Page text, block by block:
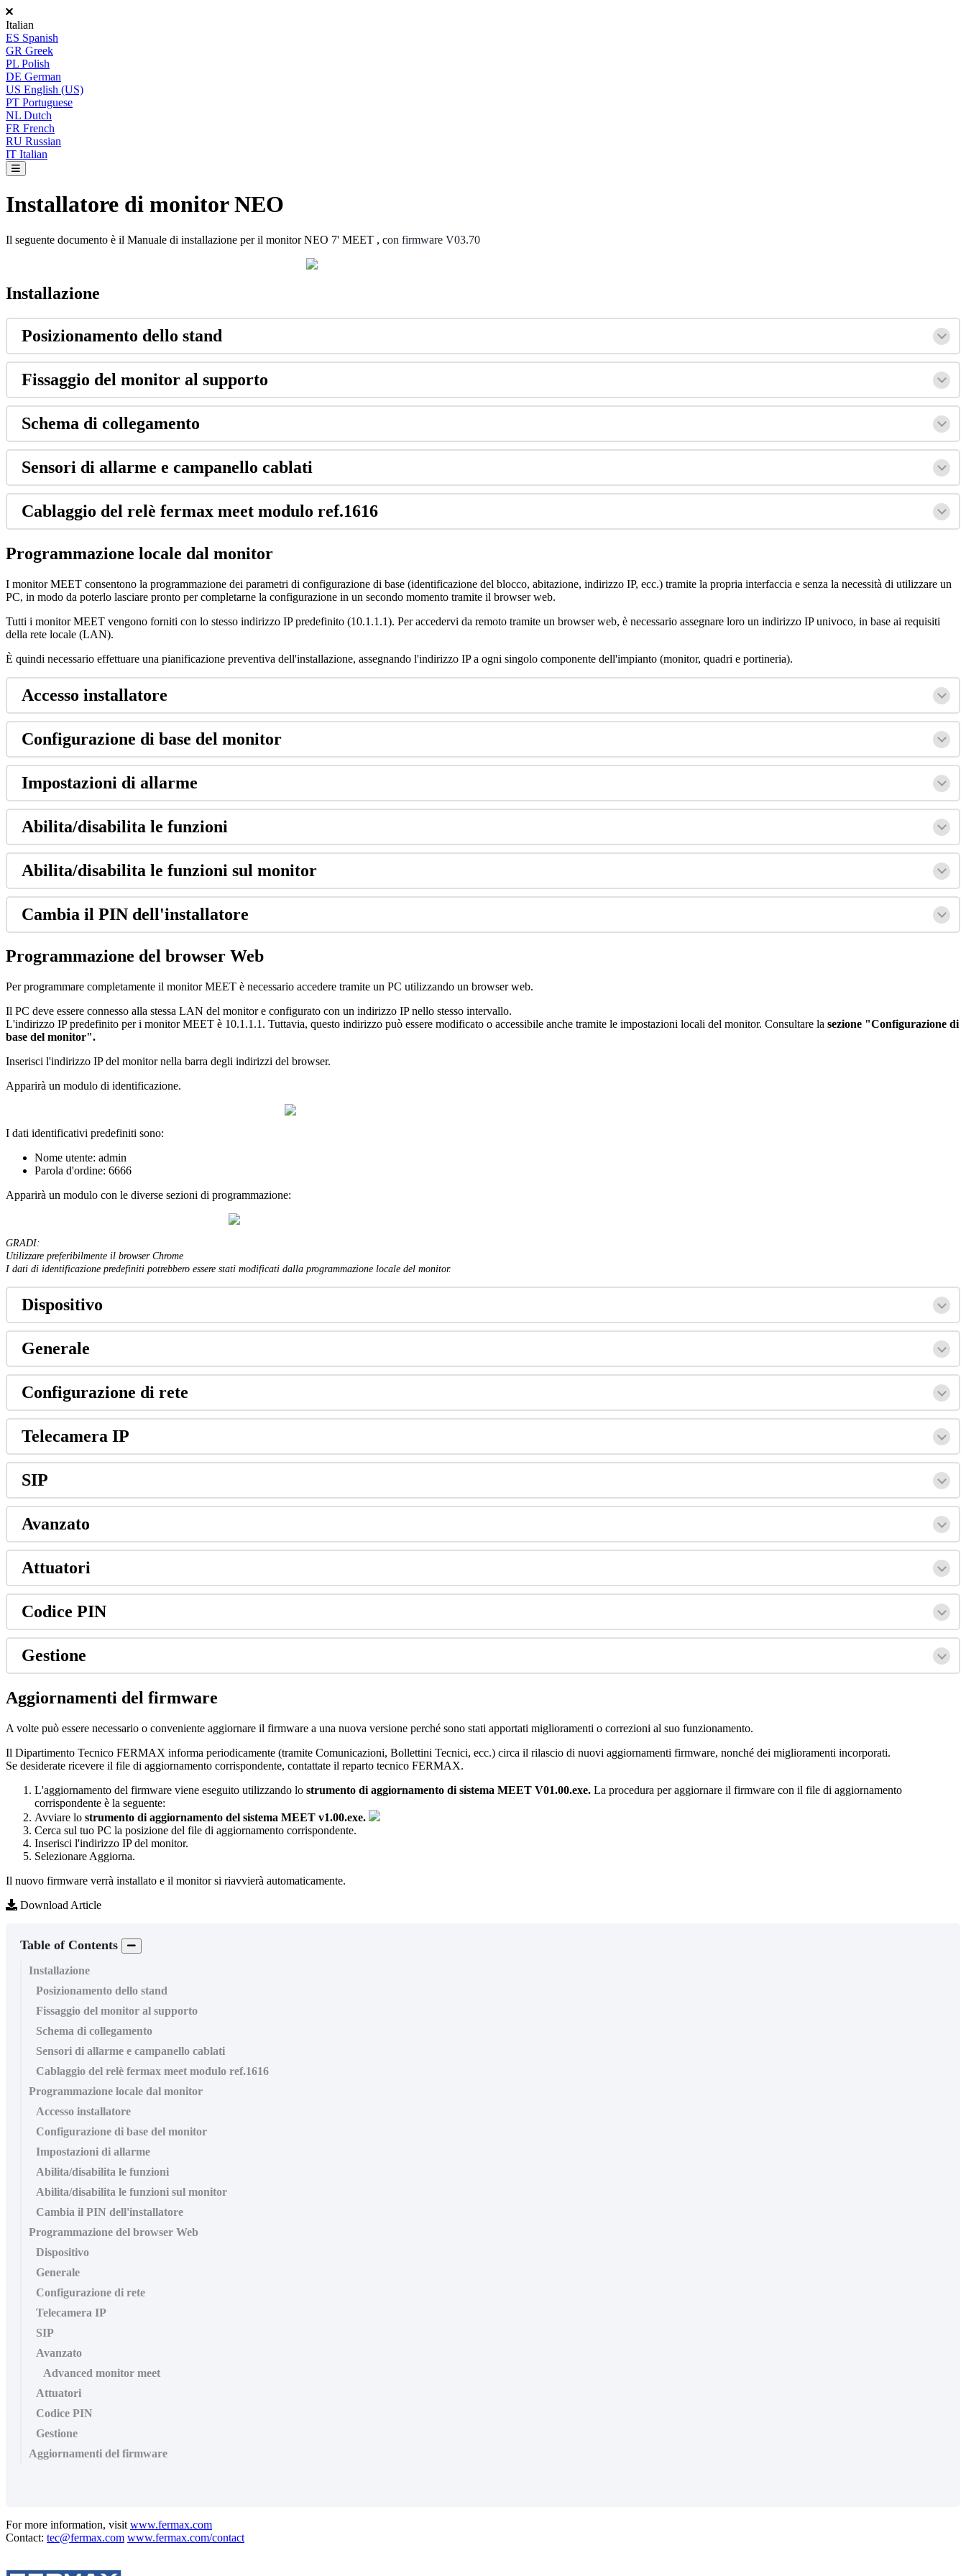
Italian
ES Spanish
GR Greek
PL Polish
DE German
US English (US)
PT Portuguese
NL Dutch
FR French
RU Russian
IT Italian
Installatore di monitor NEO
Il seguente documento è il Manuale di installazione per il monitor NEO 7' MEET , con firmware V03.70
Installazione
Posizionamento dello stand
Fissaggio del monitor al supporto
Schema di collegamento
Sensori di allarme e campanello cablati
Cablaggio del relè fermax meet modulo ref.1616
Programmazione locale dal monitor
I monitor MEET consentono la programmazione dei parametri di configurazione di base (identificazione del blocco, abitazione, indirizzo IP, ecc.) tramite la propria interfaccia e senza la necessità di utilizzare un
PC, in modo da poterlo lasciare pronto per completarne la configurazione in un secondo momento tramite il browser web.
Tutti i monitor MEET vengono forniti con lo stesso indirizzo IP predefinito (10.1 .1 .1). Per accedervi da remoto tramite un browser web, è necessario assegnare loro un indirizzo IP univoco, in base ai requisiti
della rete locale (LAN).
È quindi necessario effettuare una pianificazione preventiva dell'installazione, assegnando l'indirizzo IP a ogni singolo componente dell'impianto (monitor, quadri e portineria).
Accesso installatore
Configurazione di base del monitor
Impostazioni di allarme
Abilita/disabilita le funzioni
Abilita/disabilita le funzioni sul monitor
Cambia il PIN dell'installatore
Programmazione del browser Web
Per programmare completamente il monitor MEET è necessario accedere tramite un PC utilizzando un browser web.
Il PC deve essere connesso alla stessa LAN del monitor e configurato con un indirizzo IP nello stesso intervallo.
L'indirizzo IP predefinito per i monitor MEET è 10.1 .1 .1 . Tuttavia, questo indirizzo può essere modificato o accessibile anche tramite le impostazioni locali del monitor. Consultare la sezione "Configurazione di
base del monitor".
Inserisci l'indirizzo IP del monitor nella barra degli indirizzi del browser.
Apparirà un modulo di identificazione.
I dati identificativi predefiniti sono:
Nome utente: admin
Parola d'ordine: 6666
Apparirà un modulo con le diverse sezioni di programmazione:
GRADI:
Utilizzare preferibilmente il browser Chrome
I dati di identificazione predefiniti potrebbero essere stati modificati dalla programmazione locale del monitor.
Dispositivo
Generale
Configurazione di rete
Telecamera IP
SIP
Avanzato
Attuatori
Codice PIN
Gestione
Aggiornamenti del firmware
A volte può essere necessario o conveniente aggiornare il firmware a una nuova versione perché sono stati apportati miglioramenti o correzioni al suo funzionamento.
Il Dipartimento Tecnico FERMAX informa periodicamente (tramite Comunicazioni, Bollettini Tecnici, ecc.) circa il rilascio di nuovi aggiornamenti firmware, nonché dei miglioramenti incorporati.
Se desiderate ricevere il file di aggiornamento corrispondente, contattate il reparto tecnico FERMAX.
L'aggiornamento del firmware viene eseguito utilizzando lo strumento di aggiornamento di sistema MEET V01.00.exe. La procedura per aggiornare il firmware con il file di aggiornamento
corrispondente è la seguente:
Avviare lo strumento di aggiornamento del sistema MEET v1.00.exe.
Cerca sul tuo PC la posizione del file di aggiornamento corrispondente.
Inserisci l'indirizzo IP del monitor.
Selezionare Aggiorna.
Il nuovo firmware verrà installato e il monitor si riavvierà automaticamente.
Download Article
Table of Contents
Installazione
Posizionamento dello stand
Fissaggio del monitor al supporto
Schema di collegamento
Sensori di allarme e campanello cablati
Cablaggio del relè fermax meet modulo ref.1616
Programmazione locale dal monitor
Accesso installatore
Configurazione di base del monitor
Impostazioni di allarme
Abilita/disabilita le funzioni
Abilita/disabilita le funzioni sul monitor
Cambia il PIN dell'installatore
Programmazione del browser Web
Dispositivo
Generale
Configurazione di rete
Telecamera IP
SIP
Avanzato
Advanced monitor meet
Attuatori
Codice PIN
Gestione
Aggiornamenti del firmware
For more information, visit www.fermax.com
Contact: tec@fermax.com www.fermax.com/contact